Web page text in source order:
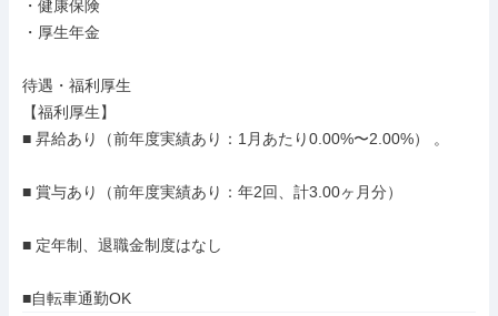
・健康保険
・厚生年金
待遇・福利厚生
【福利厚生】
■ 昇給あり（前年度実績あり：1月あたり0.00%〜2.00%） 。
■ 賞与あり（前年度実績あり：年2回、計3.00ヶ月分）
■ 定年制、退職金制度はなし
■自転車通勤OK